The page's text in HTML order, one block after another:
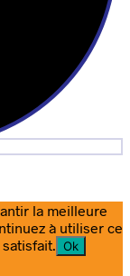
la meilleure
à utiliser ce
Ok